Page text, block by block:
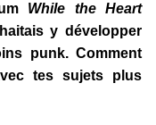
While the Heart
y développer
punk. Comment
tes sujets plus